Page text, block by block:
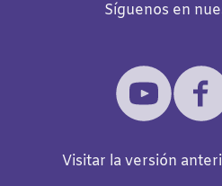
Síguenos en
Visitar la versión